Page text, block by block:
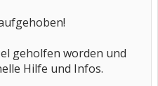
geholfen worden und
Hilfe und Infos.